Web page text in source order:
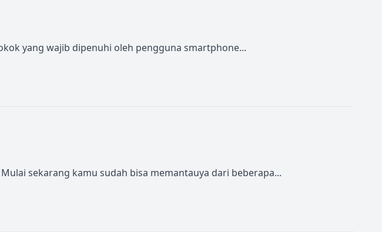
yang wajib dipenuhi oleh pengguna smartphone...
sekarang kamu sudah bisa memantauya dari beberapa...